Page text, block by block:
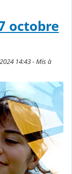
octobre
14:43 - Mis à